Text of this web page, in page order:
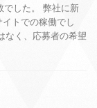
でした。 弊社に新
トでの稼働でし
なく、応募者の希望